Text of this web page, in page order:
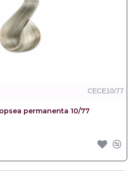
CECE10/77
permanenta 10/77